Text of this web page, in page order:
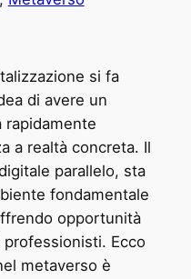
si fa
di avere un
a realtà concreta. Il
parallelo, sta
fondamentale
opportunità
Ecco
metaverso è